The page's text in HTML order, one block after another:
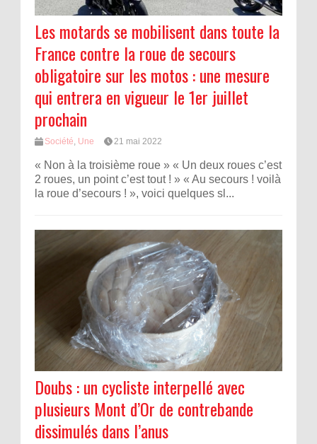
Les motards se mobilisent dans toute la
France contre la roue de secours
obligatoire sur les motos : une mesure
qui entrera en vigueur le 1er juillet
prochain
Société Une 21 mai 2022
« Non à la troisième roue » « Un deux roues c’est
2 roues, un point c’est tout ! » « Au secours ! voilà
la roue d’secours ! », voici quelques sl...
Doubs : un cycliste interpellé avec
plusieurs Mont d’Or de contrebande
dissimulés dans l’anus